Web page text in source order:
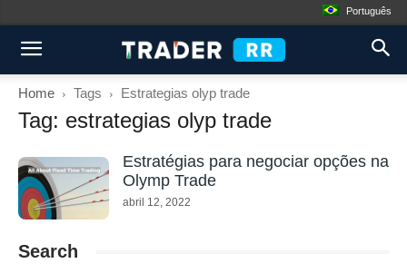
Português
Home Tags Estrategias olyp trade
Tag: estrategias olyp trade
Estratégias para negociar opções na
Olymp Trade
abril 12, 2022
Search